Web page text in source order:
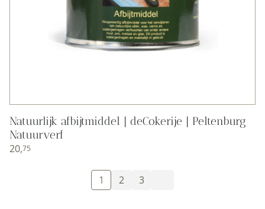
Natuurlijk afbijtmiddel | deCokerije | Peltenburg
Natuurverf
20,75
1 2 3